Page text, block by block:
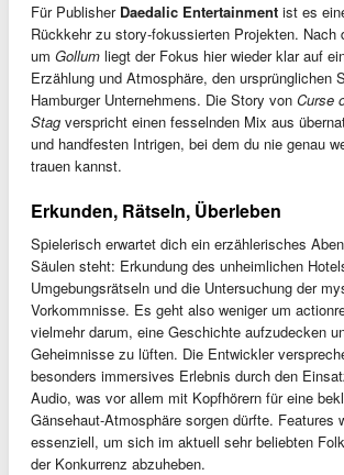
Für Publisher Daedalic Entertainment ist es
Rückkehr zu story-fokussierten Projekten. Nach
um Gollum liegt der Fokus hier wieder klar auf
Erzählung und Atmosphäre, den ursprünglichen
Hamburger Unternehmens. Die Story von Curse
Stag verspricht einen fesselnden Mix aus
und handfesten Intrigen, bei dem du nie genau
trauen kannst.
Erkunden, Rätseln, Überleben
Spielerisch erwartet dich ein erzählerisches
Säulen steht: Erkundung des unheimlichen
Umgebungsrätseln und die Untersuchung der
Vorkommnisse. Es geht also weniger um
vielmehr darum, eine Geschichte aufzudecken
Geheimnisse zu lüften. Die Entwickler
besonders immersives Erlebnis durch den
Audio, was vor allem mit Kopfhörern für eine
Gänsehaut-Atmosphäre sorgen dürfte. Features
essenziell, um sich im aktuell sehr beliebten
der Konkurrenz abzuheben.